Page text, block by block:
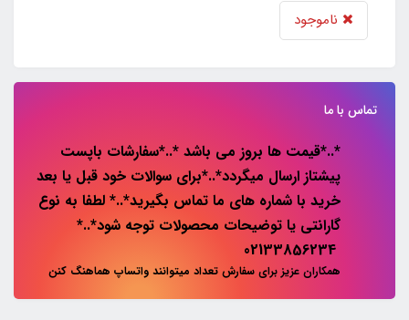
ناموجود
تماس با ما
*..*قیمت ها بروز می باشد *..*سفارشات باپست
پیشتاز ارسال میگردد*..*برای سوالات خود قبل یا بعد
خرید با شماره های ما تماس بگیرید*..* لطفا به نوع
گارانتی یا توضیحات محصولات توجه شود*..*
همکاران عزیز برای سفارش تعداد میتوانند واتساپ هماهنگ کنن